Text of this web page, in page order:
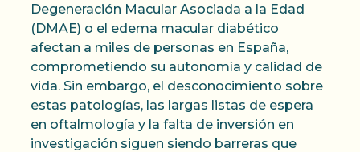
Degeneración Macular Asociada a la Edad
(DMAE) o el edema macular diabético
afectan a miles de personas en España,
comprometiendo su autonomía y calidad de
vida. Sin embargo, el desconocimiento sobre
estas patologías, las largas listas de espera
en oftalmología y la falta de inversión en
investigación siguen siendo barreras que